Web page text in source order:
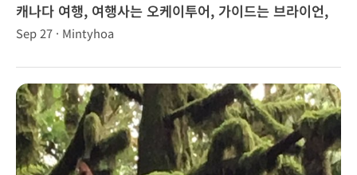
캐나다 여행, 여행사는 오케이투어, 가이드는 브라이언,
브라우니, 브니~~!
Sep 27 · Mintyhoa